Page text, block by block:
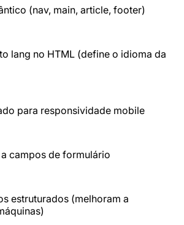
(nav, main, article, footer)
lang no HTML (define o idioma da
para responsividade mobile
campos de formulário
estruturados (melhoram a